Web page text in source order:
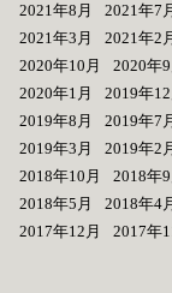
2021年8月
2021年7
2021年3月
2021年2
2020年10月
2020年
2020年1月
2019年12
2019年8月
2019年7
2019年3月
2019年2
2018年10月
2018年
2018年5月
2018年4
2017年12月
2017年